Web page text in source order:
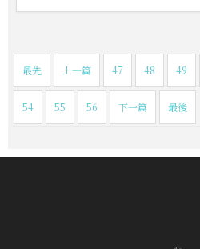
最先 上一篇 47 48 49
54 55 56 下一篇 最後